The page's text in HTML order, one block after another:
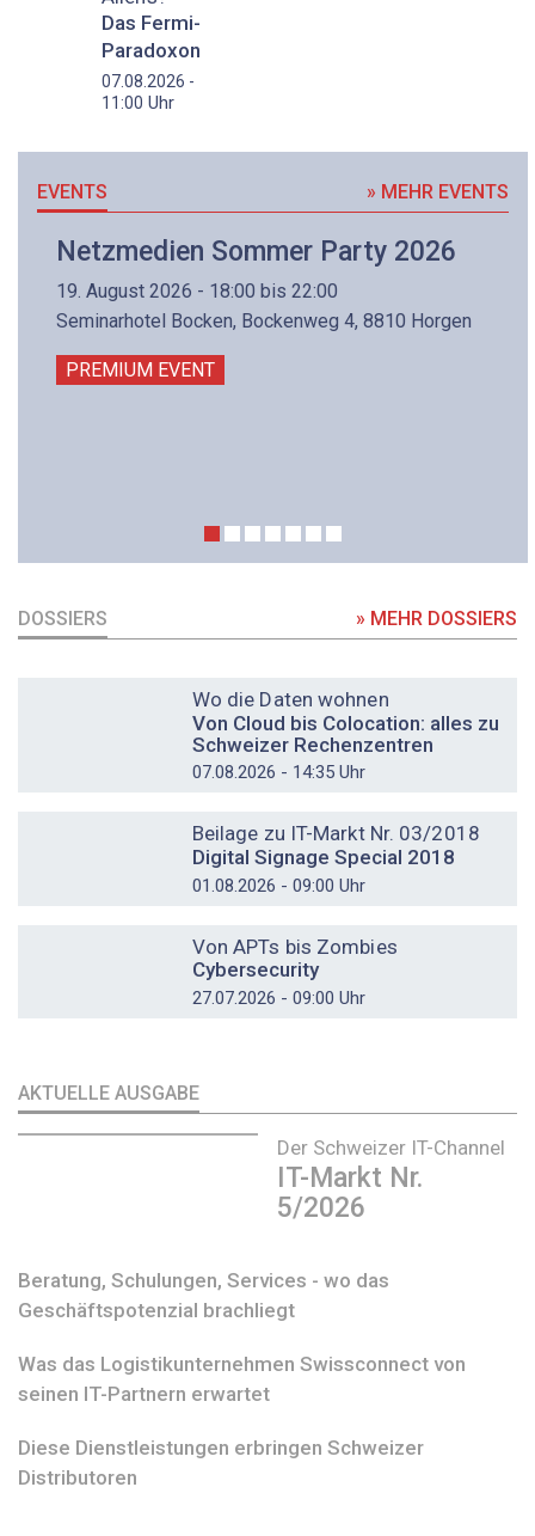
Das Fermi-
Paradoxon
07.08.2026 -
11:00 Uhr
EVENTS » MEHR EVENTS
Netzmedien Sommer Party 2026
19. August 2026 - 18:00 bis 22:00
Seminarhotel Bocken, Bockenweg 4, 8810 Horgen
PREMIUM EVENT
DOSSIERS » MEHR DOSSIERS
Wo die Daten wohnen
Von Cloud bis Colocation: alles zu
Schweizer Rechenzentren
07.08.2026 - 14:35 Uhr
Beilage zu IT-Markt Nr. 03/2018
Digital Signage Special 2018
01.08.2026 - 09:00 Uhr
Von APTs bis Zombies
Cybersecurity
27.07.2026 - 09:00 Uhr
AKTUELLE AUSGABE
Der Schweizer IT-Channel
IT-Markt Nr.
5/2026
Beratung, Schulungen, Services - wo das
Geschäftspotenzial brachliegt
Was das Logistikunternehmen Swissconnect von
seinen IT-Partnern erwartet
Diese Dienstleistungen erbringen Schweizer
Distributoren